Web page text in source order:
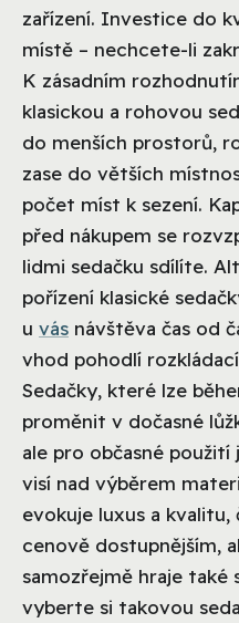
zařízení. Investice do
místě – nechcete-li
K zásadním
klasickou a rohovou
do menších prostorů,
zase do větších
počet míst k sezení.
před nákupem se
lidmi sedačku sdílíte.
pořízení klasické
u vás návštěva čas od
vhod pohodlí
Sedačky, které lze
proměnit v dočasné
ale pro občasné použití
visí nad výběrem
evokuje luxus a
cenově dostupnějším,
samozřejmě hraje také
vyberte si takovou